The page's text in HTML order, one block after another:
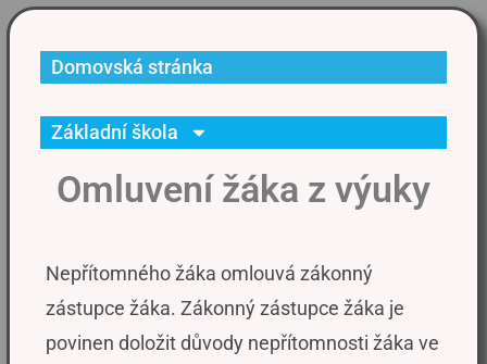
Domovská stránka
Základní škola
Omluvení žáka z výuky
Nepřítomného žáka omlouvá zákonný
zástupce žáka. Zákonný zástupce žáka je
povinen doložit důvody nepřítomnosti žáka ve